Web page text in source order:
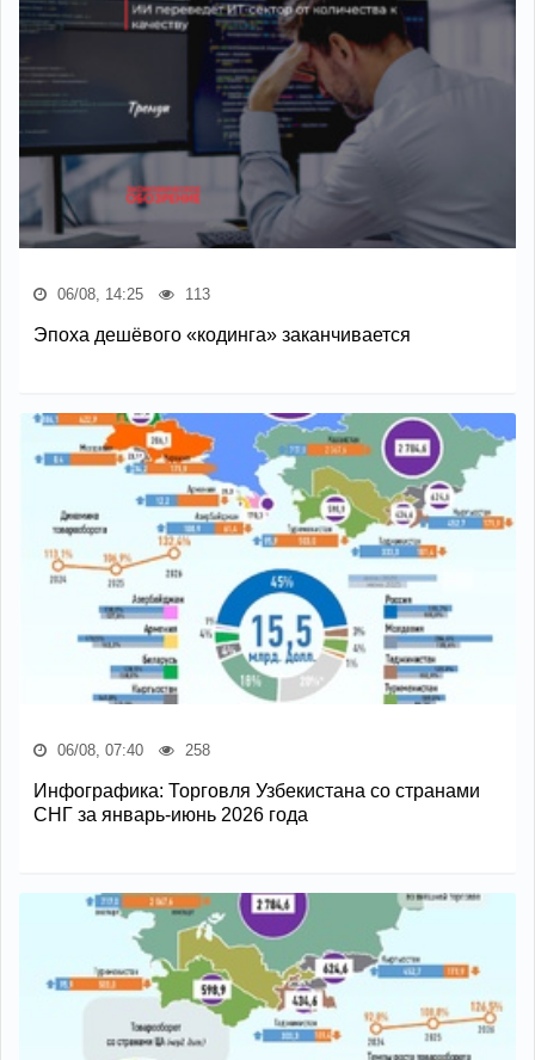
06/08, 14:25 113
Эпоха дешёвого «кодинга» заканчивается
06/08, 07:40 258
Инфографика: Торговля Узбекистана со странами
СНГ за январь-июнь 2026 года